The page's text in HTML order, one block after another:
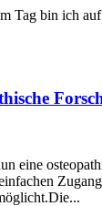
Tag bin ich
eine